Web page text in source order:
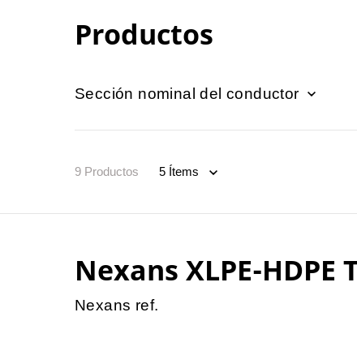
Productos
Sección nominal del conductor
9 Productos
Nexans XLPE-HDPE
Nexans ref.